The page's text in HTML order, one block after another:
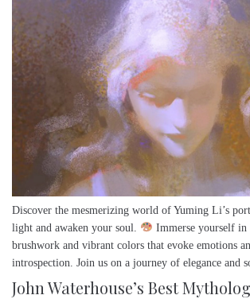
Discover the mesmerizing world of Yuming Li’s
light and awaken your soul.
Immerse yourself in
brushwork and vibrant colors that evoke emotions
introspection. Join us on a journey of elegance and
John Waterhouse’s Best